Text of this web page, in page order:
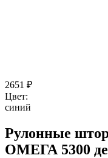
2651 ₽
Цвет:
синий
Рулонные
ОМЕГА 5300